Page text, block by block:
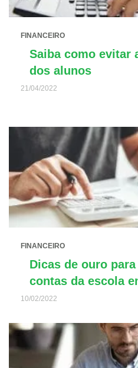
FINANCEIRO
Saiba como evitar
dos alunos
21/04/2022
FINANCEIRO
Dicas de ouro
contas da escola
10/02/2022